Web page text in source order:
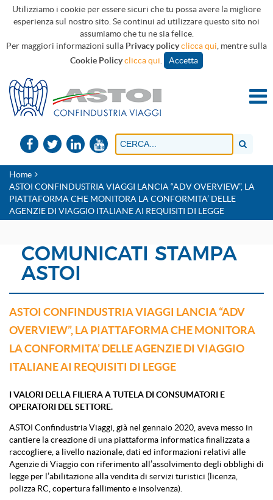
Utilizziamo i cookie per essere sicuri che tu possa avere la migliore
esperienza sul nostro sito. Se continui ad utilizzare questo sito noi
assumiamo che tu ne sia felice.
Per maggiori informazioni sulla Privacy policyclicca qui , mentre sulla
Cookie Policyclicca qui Accetta
Home
ASTOI CONFINDUSTRIA VIAGGI LANCIA “ADV OVERVIEW”, LA
PIATTAFORMA CHE MONITORA LA CONFORMITA’ DELLE
AGENZIE DI VIAGGIO ITALIANE AI REQUISITI DI LEGGE
COMUNICATI STAMPA
ASTOI
ASTOI CONFINDUSTRIA VIAGGI LANCIA “ADV
OVERVIEW”, LA PIATTAFORMA CHE MONITORA
LA CONFORMITA’ DELLE AGENZIE DI VIAGGIO
ITALIANE AI REQUISITI DI LEGGE
I VALORI DELLA FILIERA A TUTELA DI CONSUMATORI E
OPERATORI DEL SETTORE.
ASTOI Confindustria Viaggi, già nel gennaio 2020 , aveva messo in
cantiere la creazione di una piattaforma informatica finalizzata a
raccogliere, a livello nazionale, dati ed informazioni relativi alle
Agenzie di Viaggio con riferimento all’assolvimento degli obblighi di
legge per l’abilitazione alla vendita di servizi turistici (licenza,
polizza RC, copertura fallimento e insolvenza).